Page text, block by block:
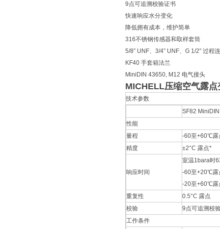
9点可追溯校验证书
快速响应水分变化
降低拥有成本，维护简单
316不锈钢传感器和取样套筒
5/8” UNF、3/4” UNF、G 1/2” 过程
KF40 手套箱法兰
MiniDIN 43650, M12 电气接头
MICHELL压缩空气露
技术参数
SF82
性能
量程
-60至+60℃露
精度
±2°C 露点*
响应时间
室温1bara时
-60至+20℃露
-20至+60℃露
重复性
0.5°C 露点
校验
9点可追溯校
工作条件